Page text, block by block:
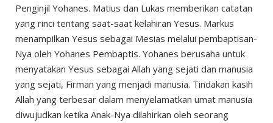
Penginjil Yohanes. Matius dan Lukas memberikan catatan
yang rinci tentang saat-saat kelahiran Yesus. Markus
menampilkan Yesus sebagai Mesias melalui pembaptisan-
Nya oleh Yohanes Pembaptis. Yohanes berusaha untuk
menyatakan Yesus sebagai Allah yang sejati dan manusia
yang sejati, Firman yang menjadi manusia. Tindakan kasih
Allah yang terbesar dalam menyelamatkan umat manusia
diwujudkan ketika Anak-Nya dilahirkan oleh seorang